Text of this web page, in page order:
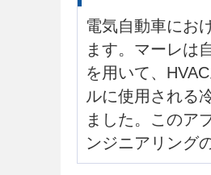
電気自動車にお
ます。マーレは
を用いて、
ルに使用される
ました。このア
ンジニアリング